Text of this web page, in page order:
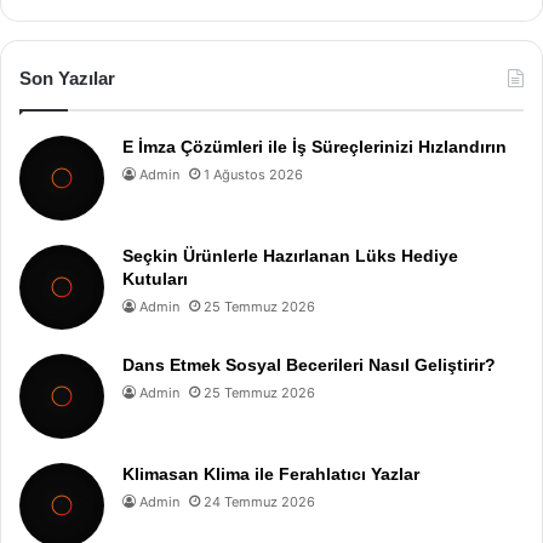
Son Yazılar
E İmza Çözümleri ile İş Süreçlerinizi Hızlandırın
Admin 1 Ağustos 2026
Seçkin Ürünlerle Hazırlanan Lüks Hediye
Kutuları
Admin 25 Temmuz 2026
Dans Etmek Sosyal Becerileri Nasıl Geliştirir?
Admin 25 Temmuz 2026
Klimasan Klima ile Ferahlatıcı Yazlar
Admin 24 Temmuz 2026